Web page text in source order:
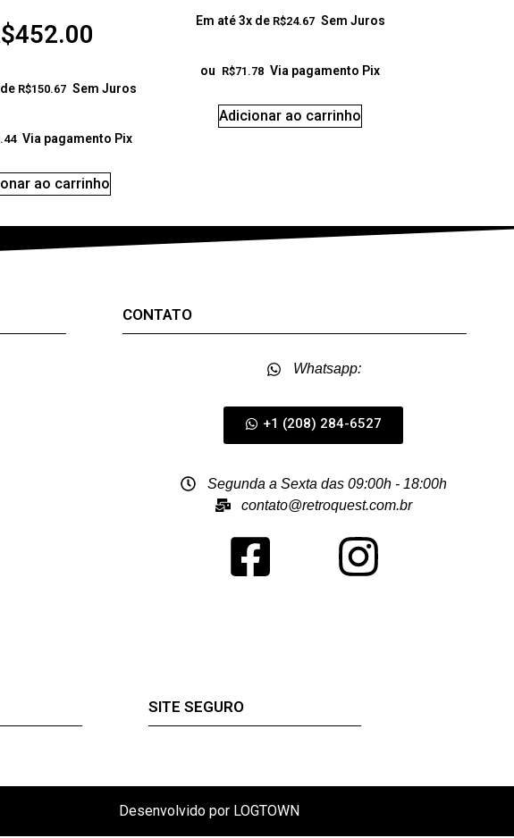
452.00
R$150.67 Sem Juros
Via pagamento Pix
ao carrinho
Em até 3x de R$24.67 Sem Juros
ou R$71.78 Via pagamento Pix
Adicionar ao carrinho
CONTATO
Whatsapp:
+1 (208) 284-6527
Segunda a Sexta das 09:00h - 18:00h
contato@retroquest.com.br
SITE SEGURO
Desenvolvido por LOGTOWN